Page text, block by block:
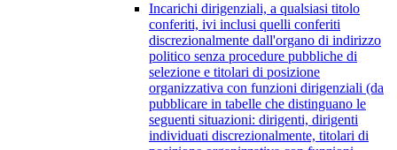
Incarichi dirigenziali, a qualsiasi titolo
conferiti, ivi inclusi quelli conferiti
discrezionalmente dall'organo di indirizzo
politico senza procedure pubbliche di
selezione e titolari di posizione
organizzativa con funzioni dirigenziali (da
pubblicare in tabelle che distinguano le
seguenti situazioni: dirigenti, dirigenti
individuati discrezionalmente, titolari di